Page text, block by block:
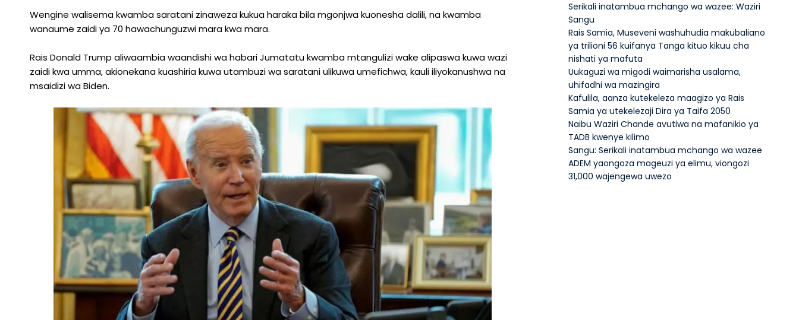
Wengine walisema kwamba saratani zinaweza kukua haraka bila mgonjwa kuonesha dalili, na kwamba
wanaume zaidi ya 70 hawachunguzwi mara kwa mara.
Rais Donald Trump aliwaambia waandishi wa habari Jumatatu kwamba mtangulizi wake alipaswa kuwa wazi
zaidi kwa umma, akionekana kuashiria kuwa utambuzi wa saratani ulikuwa umefichwa, kauli iliyokanushwa na
msaidizi wa Biden.
Serikali inatambua mchango wa wazee: Waziri
Sangu
Rais Samia, Museveni washuhudia makubaliano
ya trilioni 56 kuifanya Tanga kituo kikuu cha
nishati ya mafuta
Uukaguzi wa migodi waimarisha usalama,
uhifadhi wa mazingira
Kafulila, aanza kutekeleza maagizo ya Rais
Samia ya utekelezaji Dira ya Taifa 2050
Naibu Waziri Chande avutiwa na mafanikio ya
TADB kwenye kilimo
Sangu: Serikali inatambua mchango wa wazee
ADEM yaongoza mageuzi ya elimu, viongozi
31,000 wajengewa uwezo